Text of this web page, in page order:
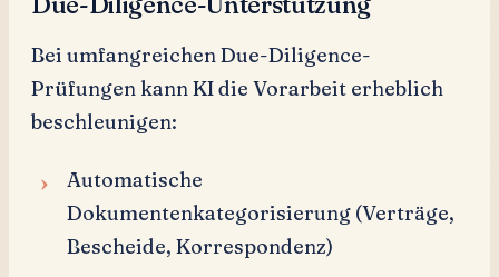
Bei umfangreichen Due-Diligence-
Prüfungen kann KI die Vorarbeit erheblich
beschleunigen:
Automatische
Dokumentenkategorisierung (Verträge,
Bescheide, Korrespondenz)